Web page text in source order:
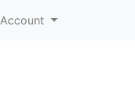
Account